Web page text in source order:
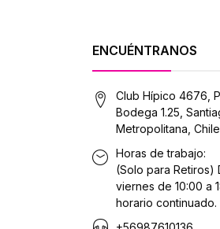
ENCUÉNTRANOS
Club Hípico 4676,
Bodega 1.25,
Metropolitana, Chile
Horas de trabajo:
(Solo para Retiros)
viernes de 10:00 a
horario continuado.